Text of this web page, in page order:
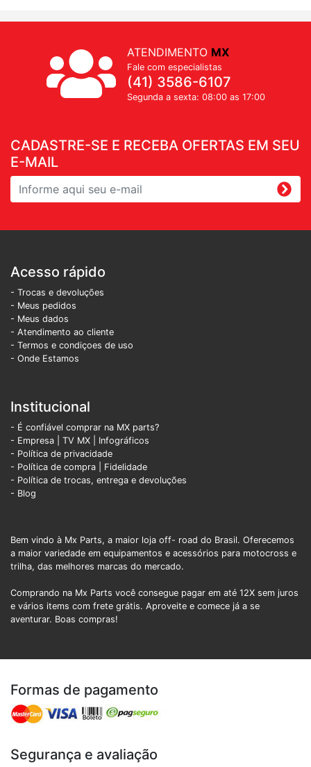
CADASTRE-SE E RECEBA OFERTAS EM SEU
E-MAIL
ATENDIMENTO MX
Fale com especialistas
(41) 3586-6107
Segunda a sexta: 08:00 as 17:00
Acesso rápido
- Trocas e devoluções
- Meus pedidos
- Meus dados
- Atendimento ao cliente
- Termos e condiçoes de uso
- Onde Estamos
Institucional
- É confiável comprar na MX parts?
- Empresa
TV MX
Infográficos
- Política de privacidade
- Política de compra | Fidelidade
- Política de trocas, entrega e devoluções
- Blog
Bem vindo à Mx Parts, a maior loja off- road do Brasil. Oferecemos
a maior variedade em equipamentos e acessórios para motocross e
trilha, das melhores marcas do mercado.
Comprando na Mx Parts você consegue pagar em até 12X sem juros
e vários items com frete grátis. Aproveite e comece já a se
aventurar. Boas compras!
Formas de pagamento
Segurança e avaliação